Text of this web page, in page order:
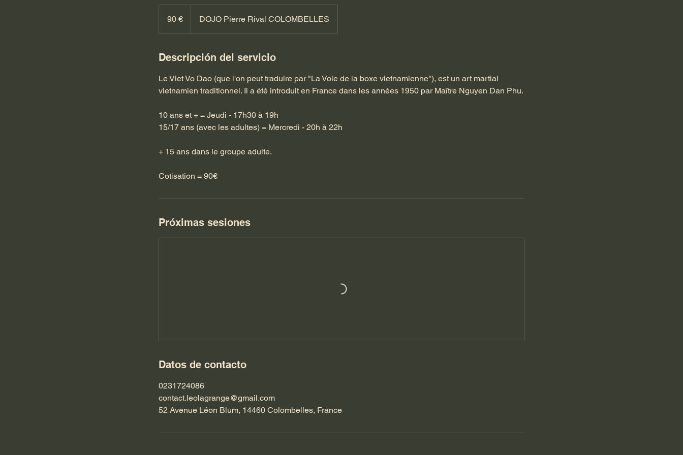
90 € DOJO Pierre Rival COLOMBELLES
Descripción del servicio
Le Viet Vo Dao (que l'on peut traduire par "La Voie de la boxe vietnamienne"), est un art martial
vietnamien traditionnel. Il a été introduit en France dans les années 1950 par Maître Nguyen Dan Phu.
10 ans et + = Jeudi - 17h30 à 19h
15/17 ans (avec les adultes) = Mercredi - 20h à 22h
+ 15 ans dans le groupe adulte.
Cotisation = 90€
Próximas sesiones
Datos de contacto
0231724086
contact.leolagrange@gmail.com
52 Avenue Léon Blum, 14460 Colombelles, France